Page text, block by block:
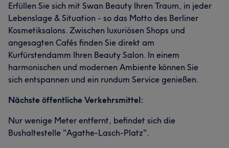
Erfüllen Sie sich mit Swan Beauty Ihren Traum, in jeder
Lebenslage & Situation - so das Motto des Berliner
Kosmetiksalons. Zwischen luxuriösen Shops und
angesagten Cafés finden Sie direkt am
Kurfürstendamm Ihren Beauty Salon. In einem
harmonischen und modernen Ambiente können Sie
sich entspannen und ein rundum Service genießen.
Nächste öffentliche Verkehrsmittel:
Nur wenige Meter entfernt, befindet sich die
Bushaltestelle "Agathe-Lasch-Platz".